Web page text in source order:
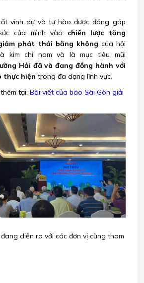
vinh dự và tự hào được đóng góp
của mình vào chiến lược tăng
phát thải bằng không của hội
kim chỉ nam và là mục tiêu mũi
Hải đã và đang đồng hành với
thực hiện trong đa dạng lĩnh vực.
tại:Bài viết của báo Sài Gòn giải
diễn ra với các đơn vị cùng tham